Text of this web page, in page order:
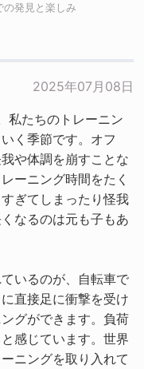
発見と楽しみ
2025年07月08日
私たちのトレーニン
く季節です。オフ
や体調を崩すことな
ーニング時間をたく
ぎてしまったり怪我
なるのは元も子もあ
いるのが、自転車で
直接足に衝撃を受け
グができます。負荷
感じています。世界
ニングを取り入れて